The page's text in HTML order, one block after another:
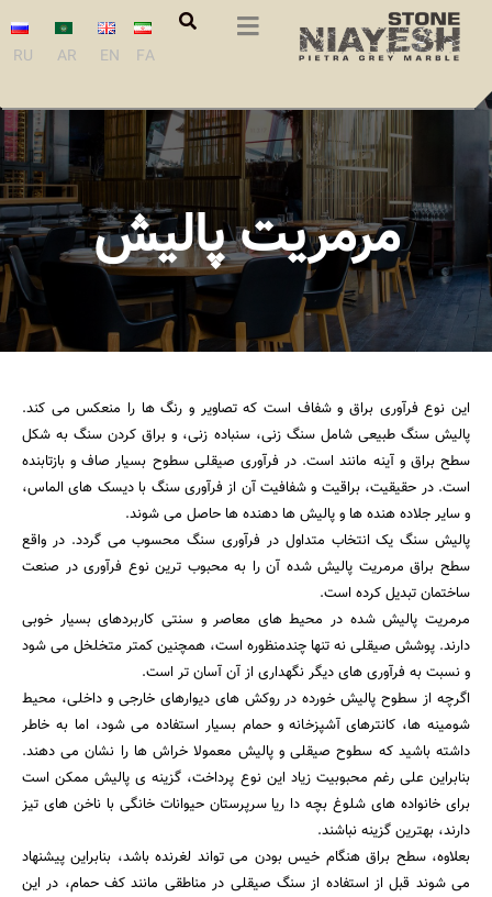
FA
EN
AR
RU
مرمریت پالیش
این نوع فرآوری براق و شفاف است که تصاویر و رنگ ها را منعکس می کند.
پالیش سنگ طبیعی شامل سنگ زنی، سنباده زنی، و براق کردن سنگ به شکل
سطح براق و آینه مانند است. در فرآوری صیقلی سطوح بسیار صاف و بازتابنده
است. در حقیقیت، براقیت و شفافیت آن از فرآوری سنگ با دیسک های الماس،
و سایر جلاده هنده ها و پالیش ها دهنده ها حاصل می شوند.
پالیش سنگ یک انتخاب متداول در فرآوری سنگ محسوب می گردد. در واقع
سطح براق مرمریت پالیش شده آن را به محبوب ترین نوع فرآوری در صنعت
ساختمان تبدیل کرده است.
مرمریت پالیش شده در محیط های معاصر و سنتی کاربردهای بسیار خوبی
دارند. پوشش صیقلی نه تنها چندمنظوره است، همچنین کمتر متخلخل می شود
و نسبت به فرآوری های دیگر نگهداری از آن آسان تر است.
اگرچه از سطوح پالیش خورده در روکش های دیوارهای خارجی و داخلی، محیط
شومینه ها، کانترهای آشپزخانه و حمام بسیار استفاده می شود، اما به خاطر
داشته باشید که سطوح صیقلی و پالیش معمولا خراش ها را نشان می دهند.
بنابراین علی رغم محبوبیت زیاد این نوع پرداخت، گزینه ی پالیش ممکن است
برای خانواده های شلوغ بچه دا ریا سرپرستان حیوانات خانگی با ناخن های تیز
دارند، بهترین گزینه نباشند.
بعلاوه، سطح براق هنگام خیس بودن می تواند لغرنده باشد، بنابراین پیشنهاد
می شوند قبل از استفاده از سنگ صیقلی در مناطقی مانند کف حمام، در این